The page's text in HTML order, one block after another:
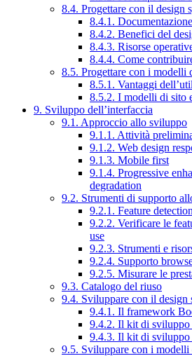
8.4. Progettare con il design
8.4.1. Documentazione
8.4.2. Benefici del
8.4.3. Risorse
8.4.4. Come
8.5. Progettare con i modelli
8.5.1. Vantaggi
8.5.2. I modelli di sito
9. Sviluppo dell’interfaccia
9.1. Approccio allo sviluppo
9.1.1. Attività
9.1.2. Web design
9.1.3. Mobile first
9.1.4. Progressive
degradation
9.2. Strumenti di supporto
9.2.1. Feature detection
9.2.2. Verificare le
use
9.2.3. Strumenti e
9.2.4. Supporto
9.2.5. Misurare le
9.3. Catalogo del riuso
9.4. Sviluppare con il design
9.4.1. Il framework
9.4.2. Il kit di sviluppo
9.4.3. Il kit di
9.5. Sviluppare con i modelli